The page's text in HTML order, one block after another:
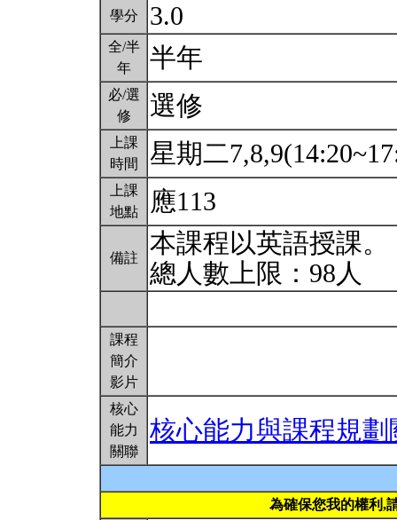
學分 3.0
全/半
年
半年
必/選
修
選修
上課
時間
星期二
上課
地點
應113
備註
本課程以英語授課。
總人數上限：98人
課程
簡介
影片
核心
能力
關聯
核心能力與課程規劃
為確保您我的權利,